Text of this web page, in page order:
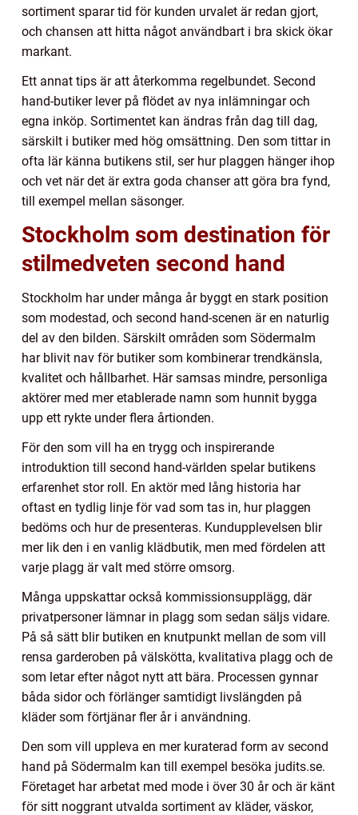
sortiment sparar tid för kunden urvalet är redan gjort,
och chansen att hitta något användbart i bra skick ökar
markant.
Ett annat tips är att återkomma regelbundet. Second
hand-butiker lever på flödet av nya inlämningar och
egna inköp. Sortimentet kan ändras från dag till dag,
särskilt i butiker med hög omsättning. Den som tittar in
ofta lär känna butikens stil, ser hur plaggen hänger ihop
och vet när det är extra goda chanser att göra bra fynd,
till exempel mellan säsonger.
Stockholm som destination för
stilmedveten second hand
Stockholm har under många år byggt en stark position
som modestad, och second hand-scenen är en naturlig
del av den bilden. Särskilt områden som Södermalm
har blivit nav för butiker som kombinerar trendkänsla,
kvalitet och hållbarhet. Här samsas mindre, personliga
aktörer med mer etablerade namn som hunnit bygga
upp ett rykte under flera årtionden.
För den som vill ha en trygg och inspirerande
introduktion till second hand-världen spelar butikens
erfarenhet stor roll. En aktör med lång historia har
oftast en tydlig linje för vad som tas in, hur plaggen
bedöms och hur de presenteras. Kundupplevelsen blir
mer lik den i en vanlig klädbutik, men med fördelen att
varje plagg är valt med större omsorg.
Många uppskattar också kommissionsupplägg, där
privatpersoner lämnar in plagg som sedan säljs vidare.
På så sätt blir butiken en knutpunkt mellan de som vill
rensa garderoben på välskötta, kvalitativa plagg och de
som letar efter något nytt att bära. Processen gynnar
båda sidor och förlänger samtidigt livslängden på
kläder som förtjänar fler år i användning.
Den som vill uppleva en mer kuraterad form av second
hand på Södermalm kan till exempel besöka judits.se.
Företaget har arbetat med mode i över 30 år och är känt
för sitt noggrant utvalda sortiment av kläder, väskor,